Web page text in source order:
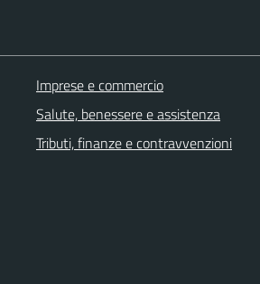
Imprese e commercio
Salute, benessere e assistenza
Tributi, finanze e contravvenzioni